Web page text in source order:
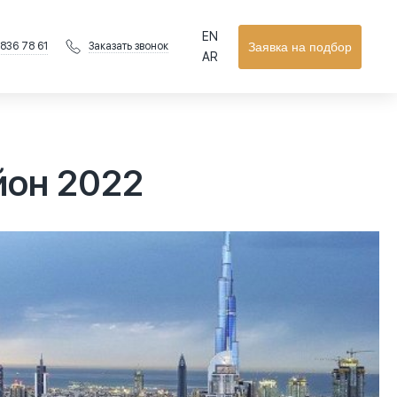
78 61 Заказать звонок Заявка на подбор
EN
AR
2022